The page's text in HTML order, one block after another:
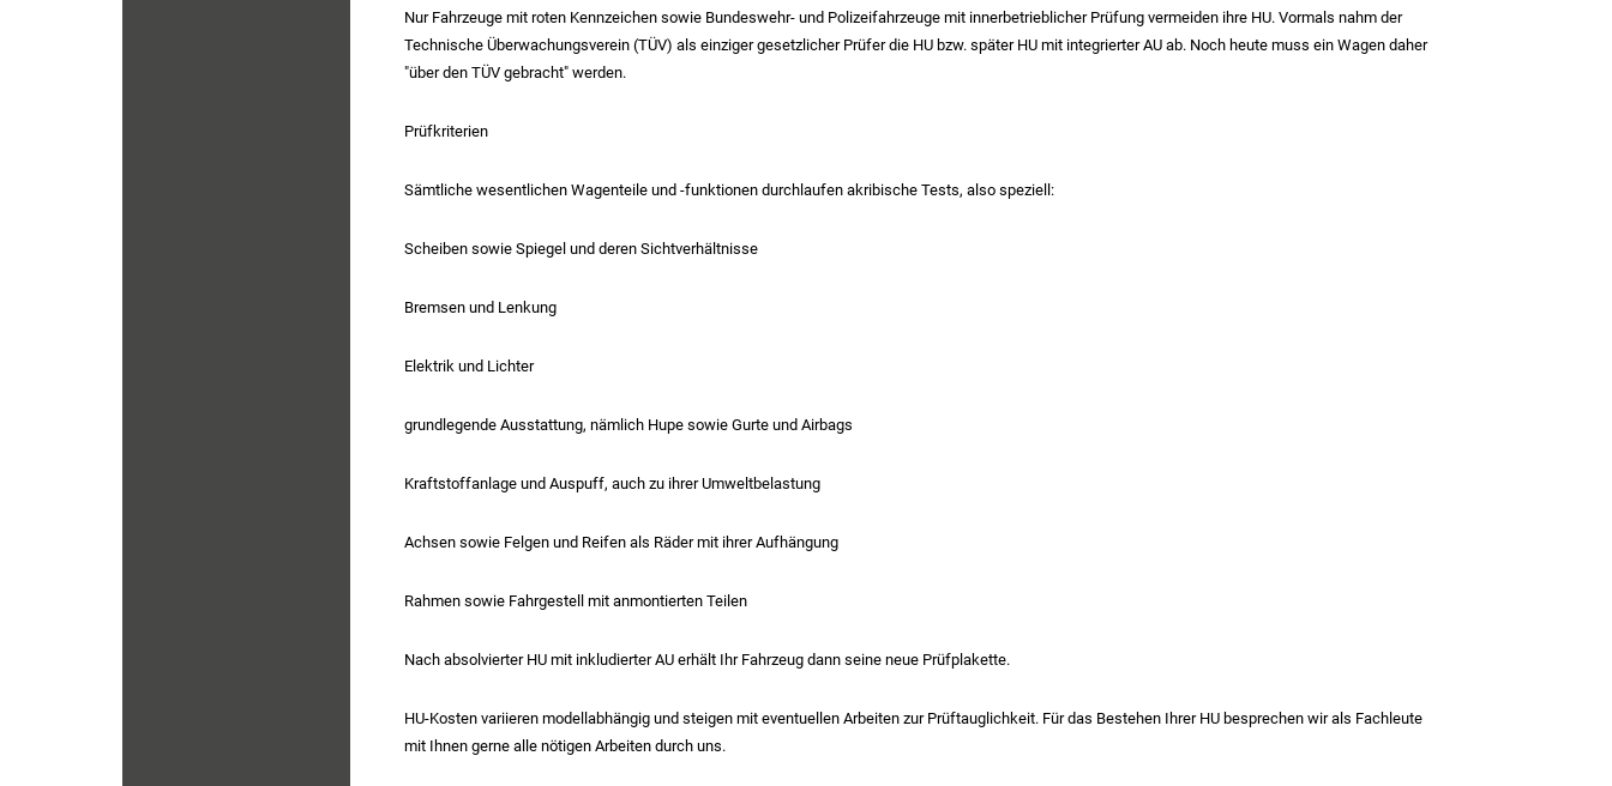
Nur Fahrzeuge mit roten Kennzeichen sowie Bundeswehr- und Polizeifahrzeuge mit innerbetrieblicher Prüfung vermeiden ihre HU. Vormals nahm der
Technische Überwachungsverein (TÜV) als einziger gesetzlicher Prüfer die HU bzw. später HU mit integrierter AU ab. Noch heute muss ein Wagen daher
"über den TÜV gebracht" werden.
Prüfkriterien
Sämtliche wesentlichen Wagenteile und -funktionen durchlaufen akribische Tests, also speziell:
Scheiben sowie Spiegel und deren Sichtverhältnisse
Bremsen und Lenkung
Elektrik und Lichter
grundlegende Ausstattung, nämlich Hupe sowie Gurte und Airbags
Kraftstoffanlage und Auspuff, auch zu ihrer Umweltbelastung
Achsen sowie Felgen und Reifen als Räder mit ihrer Aufhängung
Rahmen sowie Fahrgestell mit anmontierten Teilen
Nach absolvierter HU mit inkludierter AU erhält Ihr Fahrzeug dann seine neue Prüfplakette.
HU-Kosten variieren modellabhängig und steigen mit eventuellen Arbeiten zur Prüftauglichkeit. Für das Bestehen Ihrer HU besprechen wir als Fachleute
mit Ihnen gerne alle nötigen Arbeiten durch uns.